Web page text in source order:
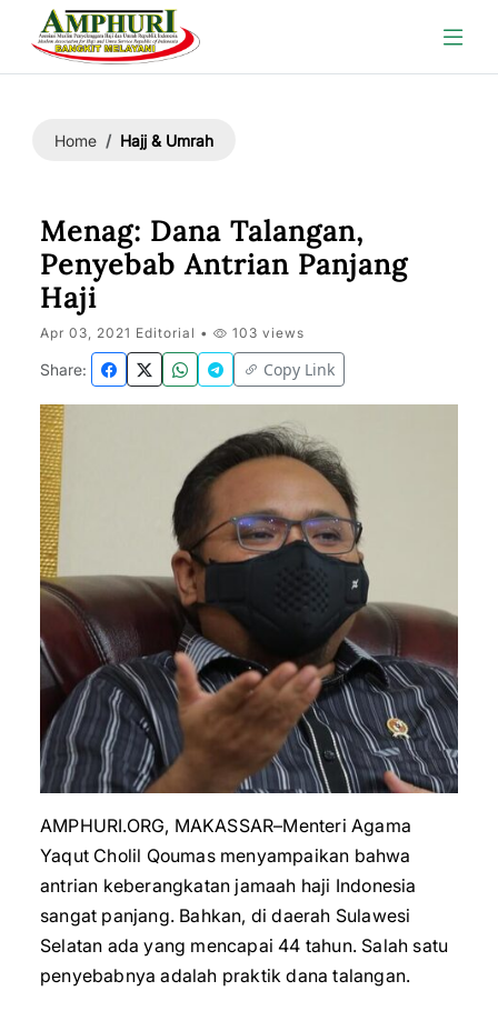
Home Hajj & Umrah
Menag: Dana Talangan,
Penyebab Antrian Panjang
Haji
Apr 03, 2021 Editorial • 103 views
Share: Copy Link
AMPHURI.ORG, MAKASSAR–Menteri Agama
Yaqut Cholil Qoumas menyampaikan bahwa
antrian keberangkatan jamaah haji Indonesia
sangat panjang. Bahkan, di daerah Sulawesi
Selatan ada yang mencapai 44 tahun. Salah satu
penyebabnya adalah praktik dana talangan.